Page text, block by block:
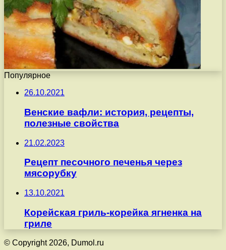
Популярное
26.10.2021
Венские вафли: история, рецепты,
полезные свойства
21.02.2023
Рецепт песочного печенья через
мясорубку
13.10.2021
Корейская гриль-корейка ягненка на
гриле
© Copyright 2026, Dumol.ru